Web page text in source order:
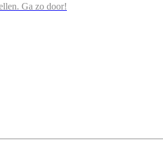
Ga zo door!